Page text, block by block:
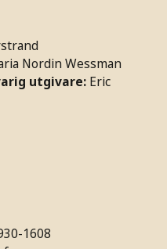
Nordin Wessman
utgivare: Eric
1608